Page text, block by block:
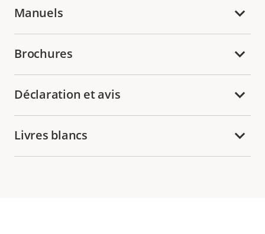
Manuels
Brochures
Déclaration et avis
Livres blancs